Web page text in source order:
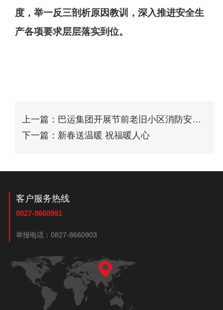
度，举一反三剖析原因教训，深入推进安全生
产各项要求层层落实到位。
上一篇：巴运集团开展节前老旧小区消防安全
隐患大排
下一篇：新春送温暖 祝福暖人心
客户服务热线
0827-8660991
举报电话： 0827-8660903